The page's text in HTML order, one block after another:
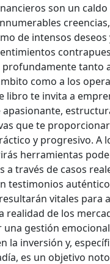
son un
de intensos
tanto
como a los
libro te invita a
que te
y progresivo. A
herramientas
a través de casos
testimonios
vitales para
realidad de los
gestión
la inversión y,
es un objetivo